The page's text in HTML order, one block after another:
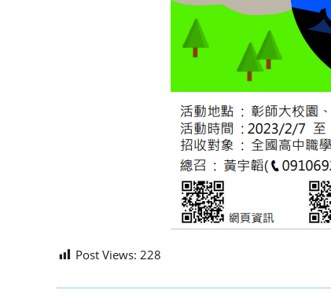
Post Views: 228